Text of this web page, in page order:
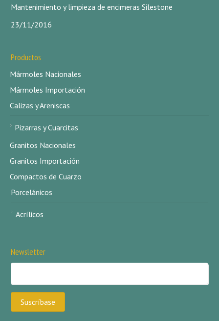
Mantenimiento y limpieza de encimeras Silestone
23/11/2016
Productos
Mármoles Nacionales
Mármoles Importación
Calizas y Areniscas
Pizarras y Cuarcitas
Granitos Nacionales
Granitos Importación
Compactos de Cuarzo
Porcelánicos
Acrílicos
Newsletter